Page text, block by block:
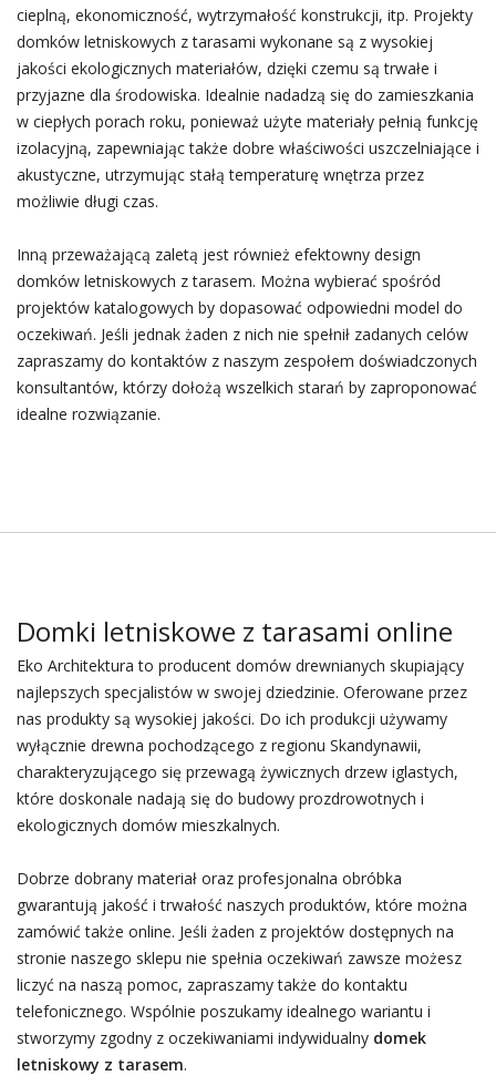
cieplną, ekonomiczność, wytrzymałość konstrukcji, itp. Projekty
domków letniskowych z tarasami wykonane są z wysokiej
jakości ekologicznych materiałów, dzięki czemu są trwałe i
przyjazne dla środowiska. Idealnie nadadzą się do zamieszkania
w ciepłych porach roku, ponieważ użyte materiały pełnią funkcję
izolacyjną, zapewniając także dobre właściwości uszczelniające i
akustyczne, utrzymując stałą temperaturę wnętrza przez
możliwie długi czas.
Inną przeważającą zaletą jest również efektowny design
domków letniskowych z tarasem. Można wybierać spośród
projektów katalogowych by dopasować odpowiedni model do
oczekiwań. Jeśli jednak żaden z nich nie spełnił zadanych celów
zapraszamy do kontaktów z naszym zespołem doświadczonych
konsultantów, którzy dołożą wszelkich starań by zaproponować
idealne rozwiązanie.
Domki letniskowe z tarasami online
Eko Architektura to producent domów drewnianych skupiający
najlepszych specjalistów w swojej dziedzinie. Oferowane przez
nas produkty są wysokiej jakości. Do ich produkcji używamy
wyłącznie drewna pochodzącego z regionu Skandynawii,
charakteryzującego się przewagą żywicznych drzew iglastych,
które doskonale nadają się do budowy prozdrowotnych i
ekologicznych domów mieszkalnych.
Dobrze dobrany materiał oraz profesjonalna obróbka
gwarantują jakość i trwałość naszych produktów, które można
zamówić także online. Jeśli żaden z projektów dostępnych na
stronie naszego sklepu nie spełnia oczekiwań zawsze możesz
liczyć na naszą pomoc, zapraszamy także do kontaktu
telefonicznego. Wspólnie poszukamy idealnego wariantu i
stworzymy zgodny z oczekiwaniami indywidualny domek
letniskowy z tarasem.